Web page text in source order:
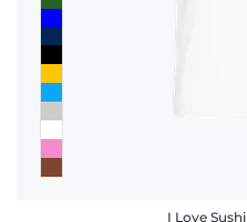
I Love Sushi